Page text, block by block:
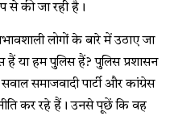
से की जा रही है।
लोगों के बारे में उठाए जा
या हम पुलिस हैं? पुलिस प्रशासन
समाजवादी पार्टी और कांग्रेस
कर रहे हैं। उनसे पूछें कि वह